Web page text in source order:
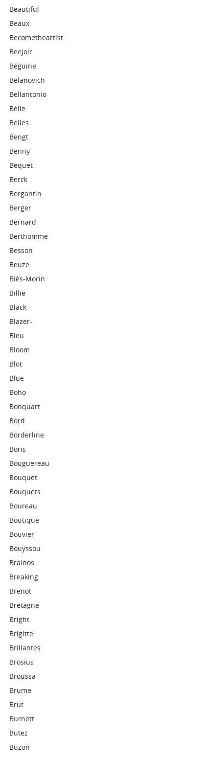
Beautiful
Beaux
Becometheartist
Beejoir
Béguine
Belanovich
Bellantonio
Belle
Belles
Bengt
Benny
Bequet
Berck
Bergantin
Berger
Bernard
Berthomme
Besson
Beuze
Biès-Morin
Billie
Black
Blazer-
Bleu
Bloom
Blot
Blue
Boho
Bonquart
Bord
Borderline
Boris
Bouguereau
Bouquet
Bouquets
Boureau
Boutique
Bouvier
Bouyssou
Brainos
Breaking
Brenot
Bretagne
Bright
Brigitte
Brillantes
Brosius
Broussa
Brume
Brut
Burnett
Butez
Buzon